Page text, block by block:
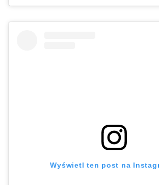
Wyświetl ten post na